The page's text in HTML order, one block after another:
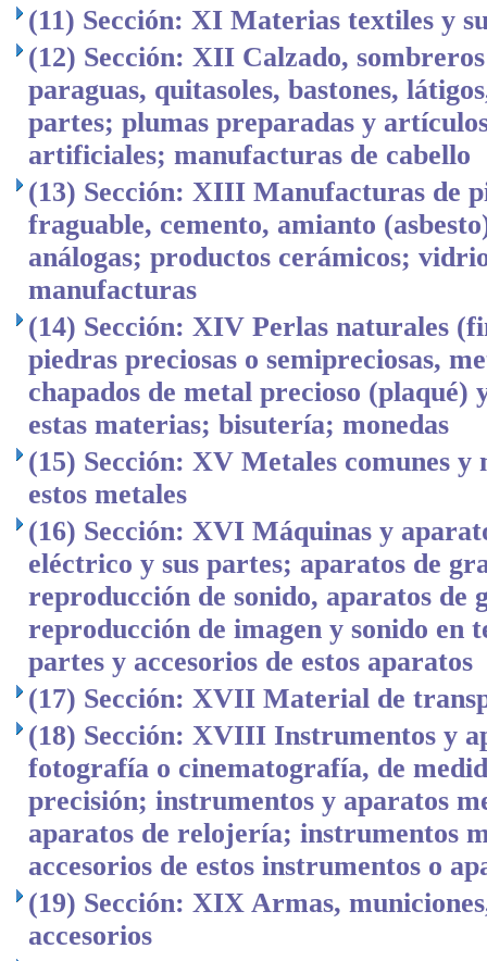
(11) Sección: XI Materias textiles y
(12) Sección: XII Calzado,
paraguas, quitasoles, bastones,
partes; plumas preparadas y
artificiales; manufacturas de cabello
(13) Sección: XIII Manufacturas de
fraguable, cemento, amianto
análogas; productos cerámicos;
manufacturas
(14) Sección: XIV Perlas naturales
piedras preciosas o semipreciosas,
chapados de metal precioso (plaqué)
estas materias; bisutería; monedas
(15) Sección: XV Metales comunes y
estos metales
(16) Sección: XVI Máquinas y
eléctrico y sus partes; aparatos de
reproducción de sonido, aparatos de
reproducción de imagen y sonido en
partes y accesorios de estos aparatos
(17) Sección: XVII Material de
(18) Sección: XVIII Instrumentos y
fotografía o cinematografía, de
precisión; instrumentos y aparatos
aparatos de relojería; instrumentos
accesorios de estos instrumentos o
(19) Sección: XIX Armas,
accesorios